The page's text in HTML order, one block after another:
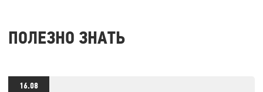
ПОЛЕЗНО ЗНАТЬ
16.08